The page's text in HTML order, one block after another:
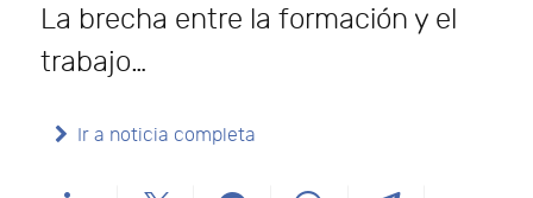
La brecha entre la formación y el
trabajo…
Ir a noticia completa